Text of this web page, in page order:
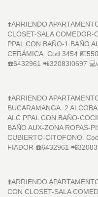
⬆️ARRIENDO
CLOSET-SALA COMEDOR-
PPAL CON BAÑO-1 BAÑO
CERÁMICA. Cod 3454
☎️6432961 📲32083I0697
⬆️ARRIENDO
BUCARAMANGA. 2
ALC PPAL CON BAÑO-
BAÑO AUX-ZONA ROPAS-
CUBIERTO-CITOFONO.
FIADOR ☎️6432961
⬆️ARRIENDO
CON CLOSET-SALA